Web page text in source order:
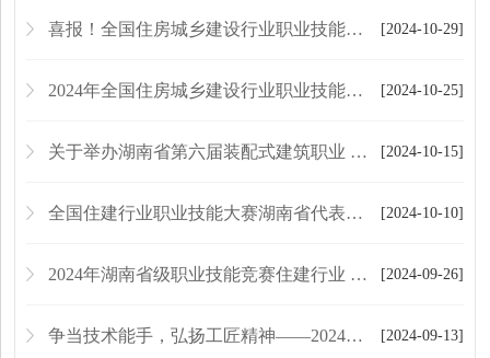
[2024-10-29]
喜报！全国住房城乡建设行业职业技能大赛 湖南省代表团12名选手参赛10名选手获奖
[2024-10-25]
2024年全国住房城乡建设行业职业技能大赛湖南代表团出征仪式在湖南建筑高级技工学校举行
[2024-10-15]
关于举办湖南省第六届装配式建筑职业 技能竞赛（学生组）的通知
[2024-10-10]
全国住建行业职业技能大赛湖南省代表团集训启动会圆满举行
[2024-09-26]
2024年湖南省级职业技能竞赛住建行业 （管工）职业技能竞赛成功举办
[2024-09-13]
争当技术能手，弘扬工匠精神——2024年邵阳市住建行业管工（水电工）职业技能大赛成功举办